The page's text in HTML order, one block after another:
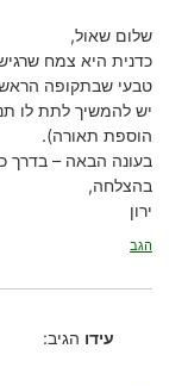
שלום שאול,
כדנית היא צמח
טבעי שבתקופה
יש להמשיך לתת לו
הוספת תאורה).
בעונה הבאה – בדרך
בהצלחה,
ירון
הגב
עידו הגיב: